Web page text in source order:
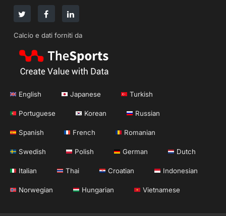
Calcio e dati forniti da
English Japanese Turkish
Portuguese Korean Russian
Spanish French Romanian
Swedish Polish German Dutch
Italian Thai Croatian Indonesian
Norwegian Hungarian Vietnamese